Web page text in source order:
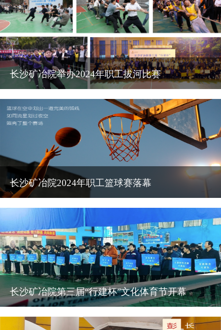
长沙矿冶院举办2024年职工拔河比赛
长沙矿冶院2024年职工篮球赛落幕
长沙矿冶院第三届“行建杯”文化体育节开幕